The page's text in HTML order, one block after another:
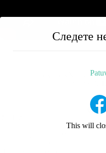
BALKAN TRIP
Следете
This will